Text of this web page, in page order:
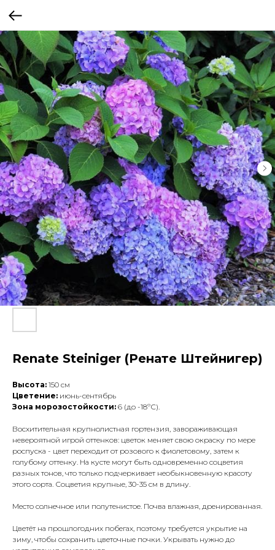
Renate Steiniger (Ренате Штейнигер)
Высота: 150 см
Цветение: июнь-сентябрь
Зона морозостойкости: 6 (до -18ºС).
Восхитительная крупнолистная гортензия, завораживающая
невероятной игрой оттенков: цветок меняет свою окраску по мере
роспуска - цвет переходит от розового к фиолетовому, затем к
голубому оттенку. На кусте могут быть одновременно соцветия
разных тонов, что только подчеркивает необыкновенную красоту
этого сорта. Соцветия крупные, 30-35 см в длину.
Место солнечное или полутенистое. Почва влажная, дренированная.
Цветёт на прошлогодних побегах, поэтому требуется укрытие на
зиму, чтобы сохранить цветочные почки. Укрывать нужно до